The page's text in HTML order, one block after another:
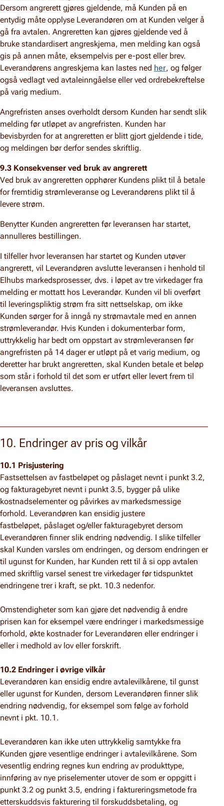
Dersom angrerett gjøres gjeldende, må Kunden på en
entydig måte opplyse Leverandøren om at Kunden velger å
gå fra avtalen. Angreretten kan gjøres gjeldende ved å
bruke standardisert angreskjema, men melding kan også
gis på annen måte, eksempelvis per e-post eller brev.
Leverandørens angreskjema kan lastes ned her, og følger
også vedlagt ved avtaleinngåelse eller ved ordrebekreftelse
på varig medium.
Angrefristen anses overholdt dersom Kunden har sendt slik
melding før utløpet av angrefristen. Kunden har
bevisbyrden for at angreretten er blitt gjort gjeldende i tide,
og meldingen bør derfor sendes skriftlig.
9.3 Konsekvenser ved bruk av angrerett
Ved bruk av angreretten opphører Kundens plikt til å betale
for fremtidig strømleveranse og Leverandørens plikt til å
levere strøm.
Benytter Kunden angreretten før leveransen har startet,
annulleres bestillingen.
I tilfeller hvor leveransen har startet og Kunden utøver
angrerett, vil Leverandøren avslutte leveransen i henhold til
Elhubs markedsprosesser, dvs. i løpet av tre virkedager fra
melding er mottatt hos Leverandør. Kunden vil bli overført
til leveringspliktig strøm fra sitt nettselskap, om ikke
Kunden sørger for å inngå ny strømavtale med en annen
strømleverandør. Hvis Kunden i dokumenterbar form,
uttrykkelig har bedt om oppstart av strømleveransen før
angrefristen på 14 dager er utløpt på et varig medium, og
deretter har brukt angreretten, skal Kunden betale et beløp
som står i forhold til det som er utført eller levert frem til
leveransen avsluttes.
10. Endringer av pris og vilkår
10.1 Prisjustering
Fastsettelsen av fastbeløpet og påslaget nevnt i punkt 3.2,
og fakturagebyret nevnt i punkt 3.5, bygger på ulike
kostnadselementer og påvirkes av markedsmessige
forhold. Leverandøren kan ensidig justere
fastbeløpet, påslaget og/eller fakturagebyret dersom
Leverandøren finner slik endring nødvendig. I slike tilfeller
skal Kunden varsles om endringen, og dersom endringen er
til ugunst for Kunden, har Kunden rett til å si opp avtalen
med skriftlig varsel senest tre virkedager før tidspunktet
endringene trer i kraft, se pkt. 10.3 nedenfor.
Omstendigheter som kan gjøre det nødvendig å endre
prisen kan for eksempel være endringer i markedsmessige
forhold, økte kostnader for Leverandøren eller endringer i
eller i medhold av lov eller forskrift.
10.2 Endringer i øvrige vilkår
Leverandøren kan ensidig endre avtalevilkårene, til gunst
eller ugunst for Kunden, dersom Leverandøren finner slik
endring nødvendig, for eksempel som følge av forhold
nevnt i pkt. 10.1.
Leverandøren kan ikke uten uttrykkelig samtykke fra
Kunden gjøre vesentlige endringer i avtalevilkårene. Som
vesentlig endring regnes kun endring av produkttype,
innføring av nye priselementer utover de som er oppgitt i
punkt 3.2 og punkt 3.5, endring i faktureringsmetode fra
etterskuddsvis fakturering til forskuddsbetaling, og